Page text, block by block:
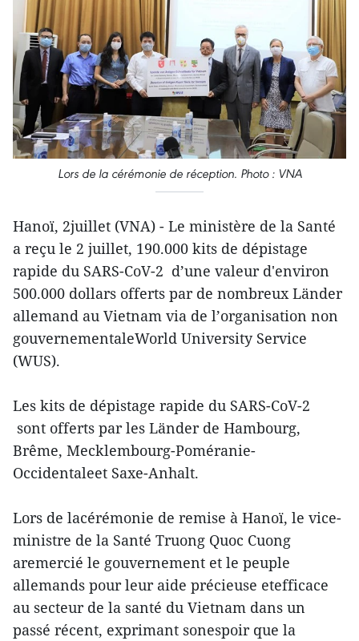
Lors de la cérémonie de réception. Photo : VNA
Hanoï, 2juillet (VNA) - Le ministère de la Santé
a reçu le 2 juillet, 190.000 kits de dépistage
rapide du SARS-CoV-2 d’une valeur d'environ
500.000 dollars offerts par de nombreux Länder
allemand au Vietnam via de l’organisation non
gouvernementaleWorld University Service
(WUS).
Les kits de dépistage rapide du SARS-CoV-2
sont offerts par les Länder de Hambourg,
Brême, Mecklembourg-Poméranie-
Occidentaleet Saxe-Anhalt.
Lors de lacérémonie de remise à Hanoï, le vice-
ministre de la Santé Truong Quoc Cuong
aremercié le gouvernement et le peuple
allemands pour leur aide précieuse etefficace
au secteur de la santé du Vietnam dans un
passé récent, exprimant sonespoir que la